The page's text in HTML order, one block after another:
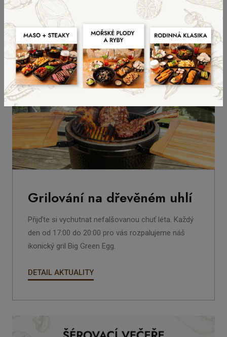
Grilování na dřevěném uhlí
Přijďte si vychutnat nefalšovanou chuť léta. Každý
den od 17:00 do 20:00 pro vás rozpalujeme náš
ikonický gril Big Green Egg.
DETAIL AKTUALITY